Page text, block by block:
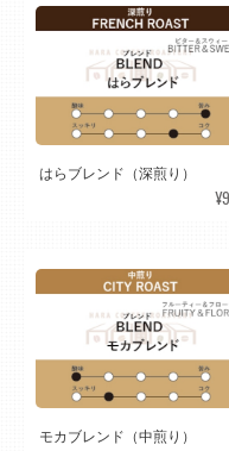
はらブレンド（深煎り）
モカブレンド（中煎り）